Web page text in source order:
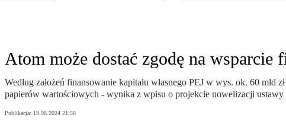
Atom może dostać zgodę na wsparcie
Według założeń finansowanie kapitału własnego PEJ w wys. ok. 60
papierów wartościowych - wynika z wpisu o projekcie nowelizacji
Publikacja: 19.08.2024 21:56